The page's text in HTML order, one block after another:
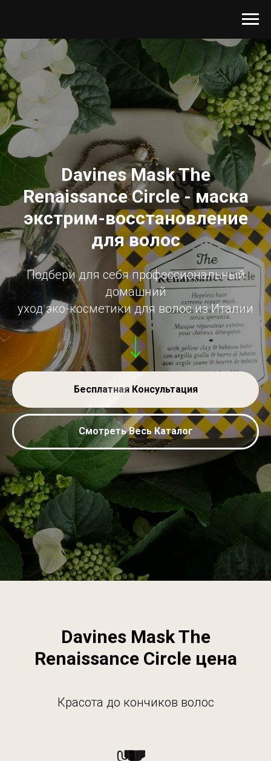
Davines Mask The
Renaissance Circle - маска
экстрим-восстановление
для волос
Подбери для себя профессиональный
домашний
уход эко-косметики для волос из Италии
Бесплатная Консультация
Смотреть Весь Каталог
Davines Mask The
Renaissance Circle цена
Красота до кончиков волос